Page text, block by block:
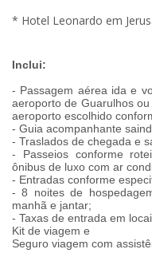
* Hotel Leonardo em
Inclui:
- Passagem aérea ida e
aeroporto de Guarulhos
aeroporto escolhido
- Guia acompanhante
- Traslados de chegada e
- Passeios conforme
ônibus de luxo com ar
- Entradas conforme
- 8 noites de
manhã e jantar;
- Taxas de entrada em
Kit de viagem e
Seguro viagem com